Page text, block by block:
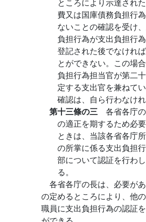
費又は国庫債務負担行
ないことの確認を受け
負担行為が支出負担行
登記された後でなけれ
とができない。この場
負担行為担当官が第二
定する支出官を兼ねて
確認は、自ら行わなけれ
第十三條の三 各省各庁
の適正を期するため必
ときは、当該各省各庁
の所掌に係る支出負担
部について認証を行わ
る。
各省各庁の長は、必要が
の定めるところにより、他
職員に支出負担行為の認証